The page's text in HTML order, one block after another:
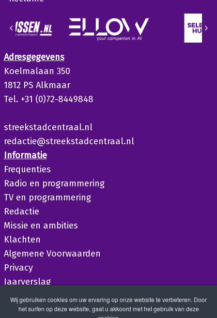
Adresgegevens
Koelmalaan 350
1812 PS Alkmaar
Tel. +31 (0)72-8449848
streekstadcentraal.nl
redactie@streekstadcentraal.nl
Informatie
Frequenties
Radio en programmering
TV en programmering
Redactie
Missie en ambities
Klachten
Algemene Voorwaarden
Privacy
Jaarverslag
Wij gebruiken cookies om uw ervaring op onze website te verbeteren. Door
het surfen op deze website, gaat u akkoord met het gebruik van deze